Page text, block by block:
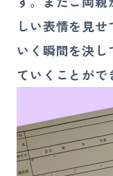
しい表情を見
いく瞬間を決
ていくことがで